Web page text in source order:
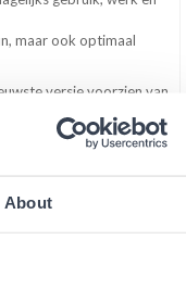
About
maar ook optimaal
versie voorzien van
waardoor de SO